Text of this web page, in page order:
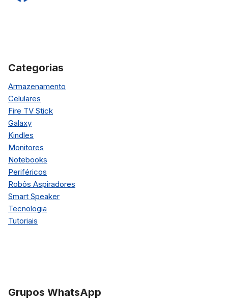
Categorias
Armazenamento
Celulares
Fire TV Stick
Galaxy
Kindles
Monitores
Notebooks
Periféricos
Robôs Aspiradores
Smart Speaker
Tecnologia
Tutoriais
Grupos WhatsApp